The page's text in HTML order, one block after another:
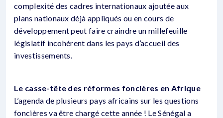
complexité des cadres internationaux ajoutée aux
plans nationaux déjà appliqués ou en cours de
développement peut faire craindre un millefeuille
législatif incohérent dans les pays d’accueil des
investissements.
Le casse-tête des réformes foncières en Afrique
L’agenda de plusieurs pays africains sur les questions
foncières va être chargé cette année ! Le Sénégal a